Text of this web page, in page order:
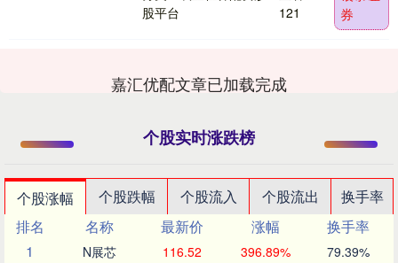
股平台
121
券
嘉汇优配文章已加载完成
个股实时涨跌榜
个股涨幅 个股跌幅 个股流入 个股流出
换手率
排名
名称 最新价 涨幅
换手率
1
N展芯 116.52 396.89% 79.39%